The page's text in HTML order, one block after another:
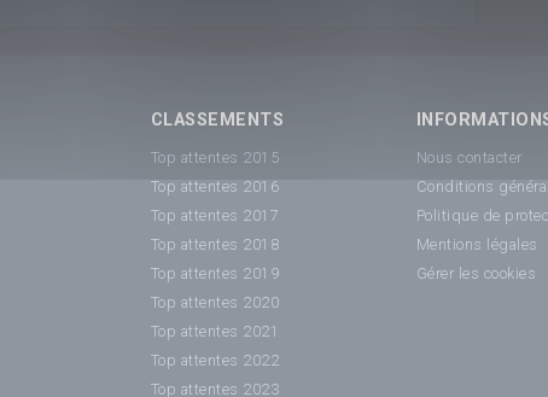
CLASSEMENTS
Top attentes 2015
Top attentes 2016
Top attentes 2017
Top attentes 2018
Top attentes 2019
Top attentes 2020
Top attentes 2021
Top attentes 2022
Top attentes 2023
Nous contacter
Conditions
Politique de
Mentions légales
Gérer les cookies